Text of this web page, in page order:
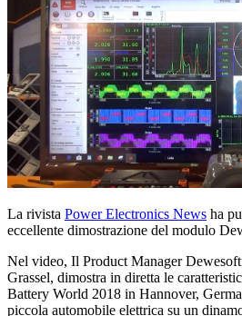
La rivista Power Electronics News ha
eccellente dimostrazione del modulo
Nel video, Il Product Manager
Grassel, dimostra in diretta le
Battery World 2018 in Hannover,
piccola automobile elettrica su un